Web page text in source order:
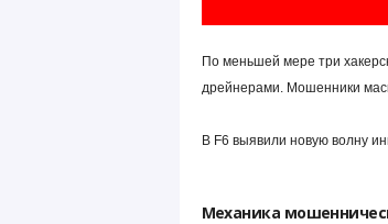
По меньшей мере три
дрейнерами. Мошенники
В F6 выявили новую волну
Механика